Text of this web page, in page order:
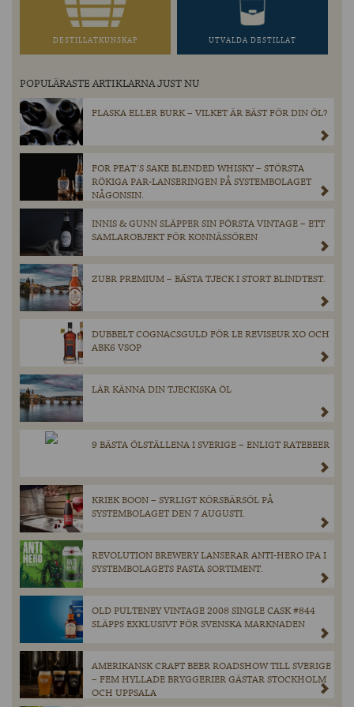
DESTILLATKUNSKAP UTVALDA DESTILLAT
POPULÄRASTE ARTIKLARNA JUST NU
FLASKA ELLER BURK – VILKET ÄR BÄST FÖR DIN ÖL?
FOR PEAT´S SAKE BLENDED WHISKY – STÖRSTA
RÖKIGA PAR-LANSERINGEN PÅ SYSTEMBOLAGET
NÅGONSIN.
INNIS & GUNN SLÄPPER SIN FÖRSTA VINTAGE – ETT
SAMLAROBJEKT FÖR KONNÄSSÖREN
ZUBR PREMIUM – BÄSTA TJECK I STORT BLINDTEST.
DUBBELT COGNACSGULD FÖR LE REVISEUR XO OCH
ABK6 VSOP
LÄR KÄNNA DIN TJECKISKA ÖL
9 BÄSTA ÖLSTÄLLENA I SVERIGE – ENLIGT RATEBEER
KRIEK BOON – SYRLIGT KÖRSBÄRSÖL PÅ
SYSTEMBOLAGET DEN 7 AUGUSTI.
REVOLUTION BREWERY LANSERAR ANTI-HERO IPA I
SYSTEMBOLAGETS FASTA SORTIMENT.
OLD PULTENEY VINTAGE 2008 SINGLE CASK #844
SLÄPPS EXKLUSIVT FÖR SVENSKA MARKNADEN
AMERIKANSK CRAFT BEER ROADSHOW TILL SVERIGE
– FEM HYLLADE BRYGGERIER GÄSTAR STOCKHOLM
OCH UPPSALA